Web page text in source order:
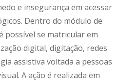
e insegurança em acessar
Dentro do módulo de
possível se matricular em
digital, digitação, redes
assistiva voltada a pessoas
A ação é realizada em